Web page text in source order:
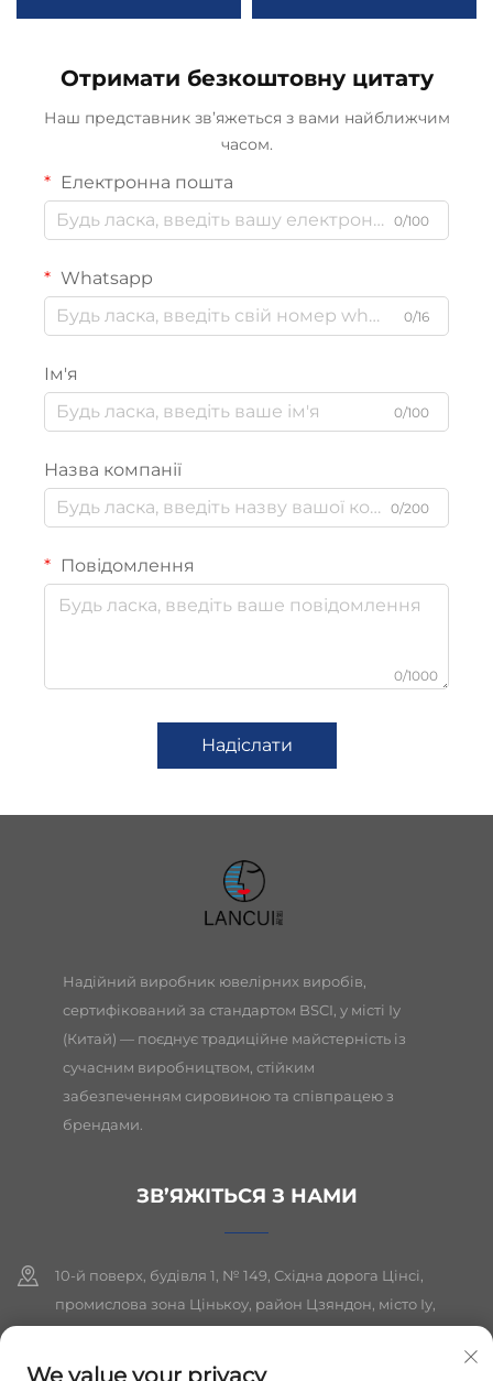
намистини, модель
MZ001
проби | елегантні
сережки-висівки в стилі
виконанні | універсальні
щоденні прикраси
Отримати безкоштовну цитату
Наш представник зв’яжеться з вами найближчим
часом.
Електронна пошта
0/100
Whatsapp
0/16
Ім'я
0/100
Назва компанії
0/200
Повідомлення
0/1000
Надіслати
Надійний виробник ювелірних виробів,
сертифікований за стандартом BSCI, у місті Іу
(Китай) — поєднує традиційне майстерність із
сучасним виробництвом, стійким
забезпеченням сировиною та співпрацею з
брендами.
ЗВ’ЯЖІТЬСЯ З НАМИ
10-й поверх, будівля 1, № 149, Східна дорога Цінсі,
промислова зона Цінькоу, район Цзяндон, місто Іу,
We value your privacy